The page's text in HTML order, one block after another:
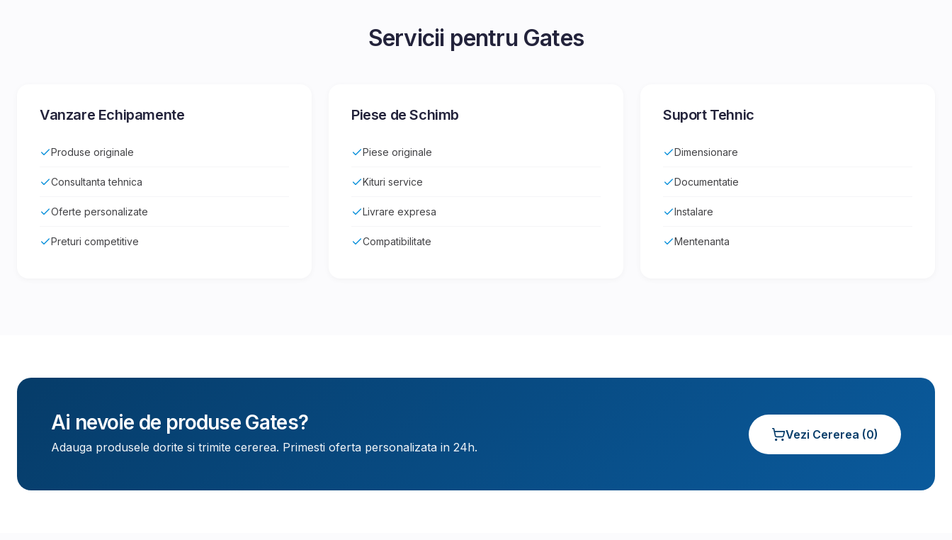
Servicii pentru Gates
Vanzare Echipamente
Produse originale
Consultanta tehnica
Oferte personalizate
Preturi competitive
Piese de Schimb
Piese originale
Kituri service
Livrare expresa
Compatibilitate
Suport Tehnic
Dimensionare
Documentatie
Instalare
Mentenanta
Ai nevoie de produse Gates?
Adauga produsele dorite si trimite cererea. Primesti oferta personalizata in 24h.
Vezi Cererea (0)